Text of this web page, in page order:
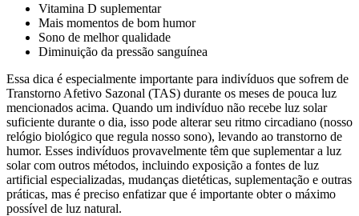
Vitamina D suplementar
Mais momentos de bom humor
Sono de melhor qualidade
Diminuição da pressão sanguínea
Essa dica é especialmente importante para indivíduos que sofrem de
Transtorno Afetivo Sazonal (TAS) durante os meses de pouca luz
mencionados acima. Quando um indivíduo não recebe luz solar
suficiente durante o dia, isso pode alterar seu ritmo circadiano (nosso
relógio biológico que regula nosso sono), levando ao transtorno de
humor. Esses indivíduos provavelmente têm que suplementar a luz
solar com outros métodos, incluindo exposição a fontes de luz
artificial especializadas, mudanças dietéticas, suplementação e outras
práticas, mas é preciso enfatizar que é importante obter o máximo
possível de luz natural.